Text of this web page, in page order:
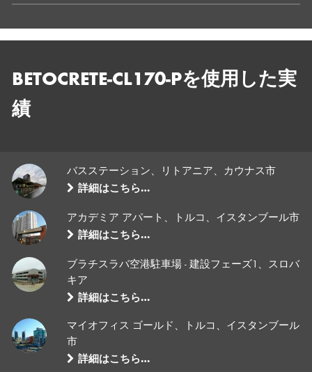
BETOCRETE-CL170-Pを使用した実
績
バスステーション、リトアニア、カウナス市
詳細はこちら…
アカデミア アパート、トルコ、イスタンブール市
詳細はこちら…
ブラチスラバ空港駐車場 - 建設フェーズ1、スロバ
キア
詳細はこちら…
マイオフィス ゴールド、トルコ、イスタンブール
市
詳細はこちら…